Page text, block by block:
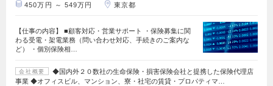
450万円 ～ 549万円 東京都
【仕事の内容】 ■顧客対応・営業サポート ・保険募集に関
わる受電・架電業務（問い合わせ対応、手続きのご案内な
ど） ・個別保険相…
会社概要
◆国内外２０数社の生命保険・損害保険会社と提携した保険代理店
事業 ◆オフィスビル、マンション、寮・社宅の賃貸・プロパティマ…